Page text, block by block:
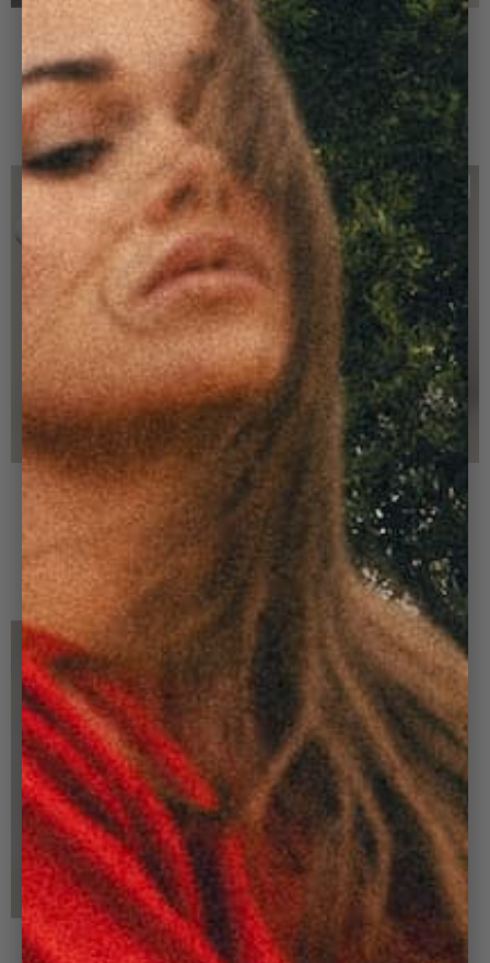
PANTALON PINCE
FEMME CAMEL
+ 1
140,00 €
PANTALON PINCE
FEMME CHOCOLAT
+ 1
70,00 € 140,00 €
-50% TAILLE 36
PANTALON PINCE
FEMME NOIR
+ 1
70,00 € 140,00 €
PANTALON PINCE
FEMME PRUNE
+ 1
140,00 €
+ 1